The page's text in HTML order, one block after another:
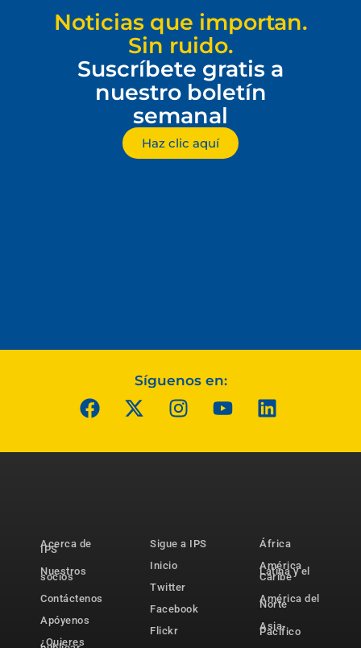
Noticias que importan.
Sin ruido.
Suscríbete gratis a
nuestro boletín
semanal
Haz clic aquí
Síguenos en:
Acerca de
IPS
Nuestros
socios
Contáctenos
Apóyenos
¿Quieres
Sigue a IPS
Inicio
Twitter
Facebook
Flickr
África
América
Latina y el
Caribe
América del
Norte
Asia-
Pacífico